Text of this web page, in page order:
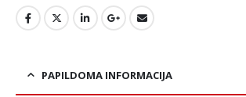
PAPILDOMA INFORMACIJA